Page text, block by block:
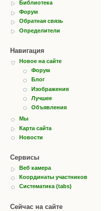
Библиотека
Форум
Обратная связь
Определители
Навигация
Новое на сайте
Форум
Блог
Изображения
Лучшее
Объявления
Мы
Карта сайта
Новости
Сервисы
Веб камера
Координаты участников
Систематика (tabs)
Сейчас на сайте